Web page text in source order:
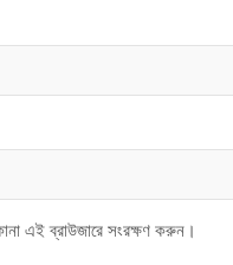
এই ব্রাউজারে সংরক্ষণ করুন।